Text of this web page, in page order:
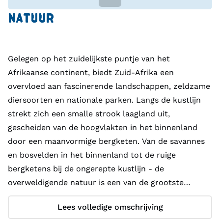
gemaakten uit de Indonesische kolonie
overgebracht, maar niet veel later werden ook de
Napoleontische oorlogen, kregen de Britten de
macht in Zuid-Afrika. De Nederlandse boeren
trokken steeds verder het binnenland in, terwijl in
1820 een groep van enkele duizenden Britse burgers
naar Zuid-Afrika emigreerde. In 1838 werd slavernij
afgeschaft door de Britse regering – tot onvrede van
veel boeren, die als reactie eigen republieken
stichtten in het binnenland. Vele oorlogen volgden
tussen stammen onderling, tussen de boeren en
inheemse stammen, tussen de boeren en de Britten,
NATUUR
Gelegen op het zuidelijkste puntje van het
Afrikaanse continent, biedt Zuid-Afrika een
overvloed aan fascinerende landschappen, zeldzame
diersoorten en nationale parken. Langs de kustlijn
strekt zich een smalle strook laagland uit,
gescheiden van de hoogvlakten in het binnenland
door een maanvormige bergketen. Van de savannes
en bosvelden in het binnenland tot de ruige
bergketens bij de ongerepte kustlijn - de
overweldigende natuur is een van de grootste
attracties van dit land.
Lees volledige omschrijving